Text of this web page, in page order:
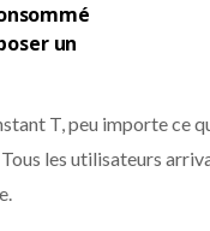
un
T, peu importe ce
les utilisateurs